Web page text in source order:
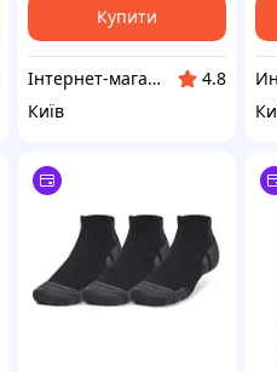
Купити
Інтернет-магазин RedShift.com.ua
4.8
Київ